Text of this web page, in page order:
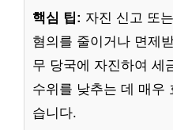
핵심 팁: 자진 신고 또
혐의를 줄이거나 면제
무 당국에 자진하여 세
수위를 낮추는 데 매우
습니다.